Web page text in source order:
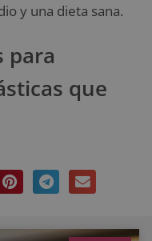
y una dieta sana.
para
que